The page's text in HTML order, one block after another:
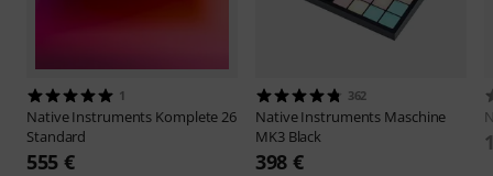
1
Native Instruments Komplete 26
Standard
555 €
362
Native Instruments Maschine
MK3 Black
398 €